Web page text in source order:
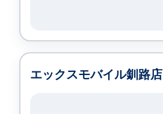
エックスモバイル釧路店